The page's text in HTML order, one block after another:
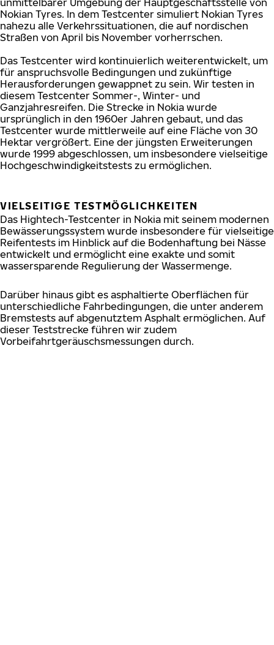
unmittelbarer Umgebung der Hauptgeschäftsstelle von
Nokian Tyres. In dem Testcenter simuliert Nokian Tyres
nahezu alle Verkehrssituationen, die auf nordischen
Straßen von April bis November vorherrschen.
Das Testcenter wird kontinuierlich weiterentwickelt, um
für anspruchsvolle Bedingungen und zukünftige
Herausforderungen gewappnet zu sein. Wir testen in
diesem Testcenter Sommer-, Winter- und
Ganzjahresreifen. Die Strecke in Nokia wurde
ursprünglich in den 1960er Jahren gebaut, und das
Testcenter wurde mittlerweile auf eine Fläche von 30
Hektar vergrößert. Eine der jüngsten Erweiterungen
wurde 1999 abgeschlossen, um insbesondere vielseitige
Hochgeschwindigkeitstests zu ermöglichen.
VIELSEITIGE TESTMÖGLICHKEITEN
Das Hightech-Testcenter in Nokia mit seinem modernen
Bewässerungssystem wurde insbesondere für vielseitige
Reifentests im Hinblick auf die Bodenhaftung bei Nässe
entwickelt und ermöglicht eine exakte und somit
wassersparende Regulierung der Wassermenge.
Darüber hinaus gibt es asphaltierte Oberflächen für
unterschiedliche Fahrbedingungen, die unter anderem
Bremstests auf abgenutztem Asphalt ermöglichen. Auf
dieser Teststrecke führen wir zudem
Vorbeifahrtgeräuschsmessungen durch.